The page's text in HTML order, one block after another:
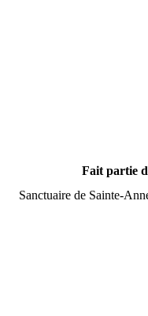
Fait partie
Sanctuaire de Sainte-